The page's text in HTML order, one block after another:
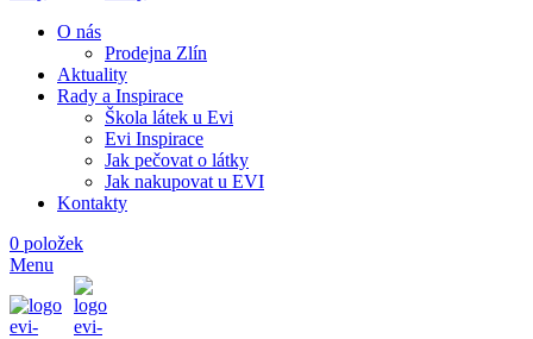
O nás
Prodejna Zlín
Aktuality
Rady a Inspirace
Škola látek u Evi
Evi Inspirace
Jak pečovat o látky
Jak nakupovat u EVI
Kontakty
0 položek
Menu